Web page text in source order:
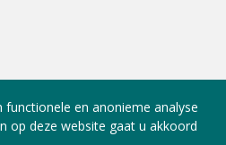
en anonieme analyse
op deze website gaat u akkoord